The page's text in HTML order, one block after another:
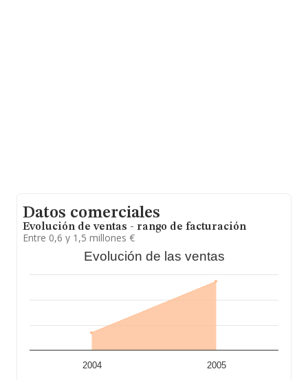
Datos comerciales
Evolución de ventas - rango de facturación
Entre 0,6 y 1,5 millones €
Evolución de las ventas
2004 2005